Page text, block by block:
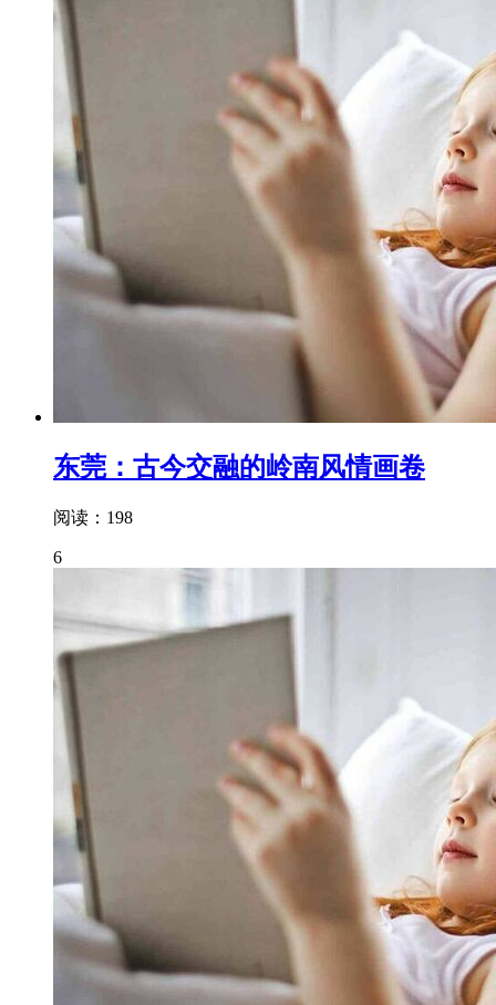
东莞：古今交融的岭南风情画卷
阅读：198
6